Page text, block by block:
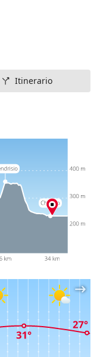
Itinerario